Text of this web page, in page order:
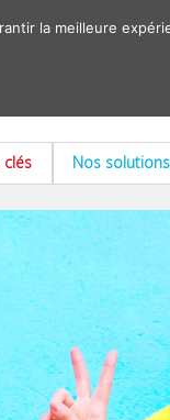
clés Nos solutions
la meilleure